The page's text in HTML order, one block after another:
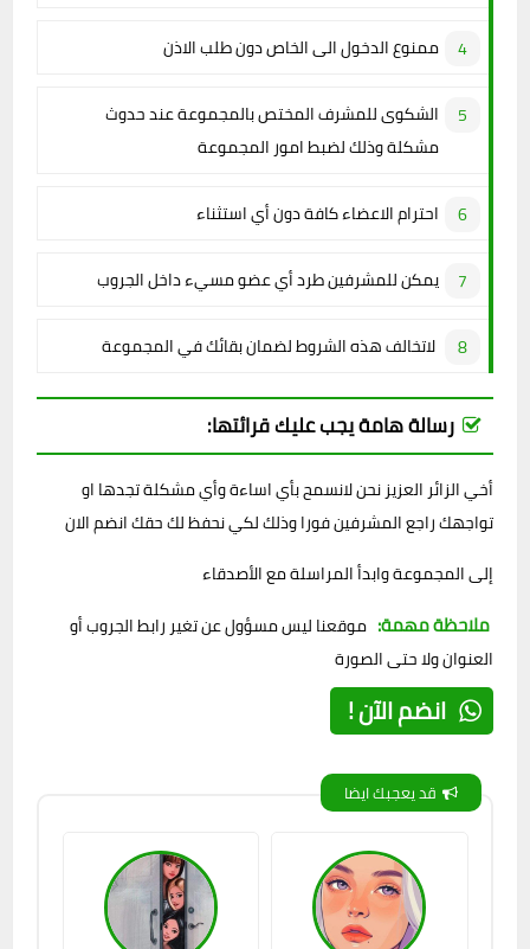
ممنوع الدخول الى الخاص دون طلب الاذن
الشكوى للمشرف المختص بالمجموعة عند حدوث
مشكلة وذلك لضبط امور المجموعة
احترام الاعضاء كافة دون أي استثناء
يمكن للمشرفين طرد أي عضو مسيء داخل الجروب
لاتخالف هذه الشروط لضمان بقائك في المجموعة
رسالة هامة يجب عليك قرائتها:
أخي الزائر العزيز نحن لانسمح بأي اساءة وأي مشكلة تجدها او
تواجهك راجع المشرفين فورا وذلك لكي نحفظ لك حقك انضم الان
إلى المجموعة وابدأ المراسلة مع الأصدقاء
ملاحظة مهمة: موقعنا ليس مسؤول عن تغير رابط الجروب أو
العنوان ولا حتى الصورة
انضم الآن !
قد يعجبك ايضا